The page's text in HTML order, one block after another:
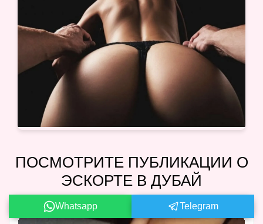
ПОСМОТРИТЕ ПУБЛИКАЦИИ О
ЭСКОРТЕ В ДУБАЙ
Whatsapp Telegram